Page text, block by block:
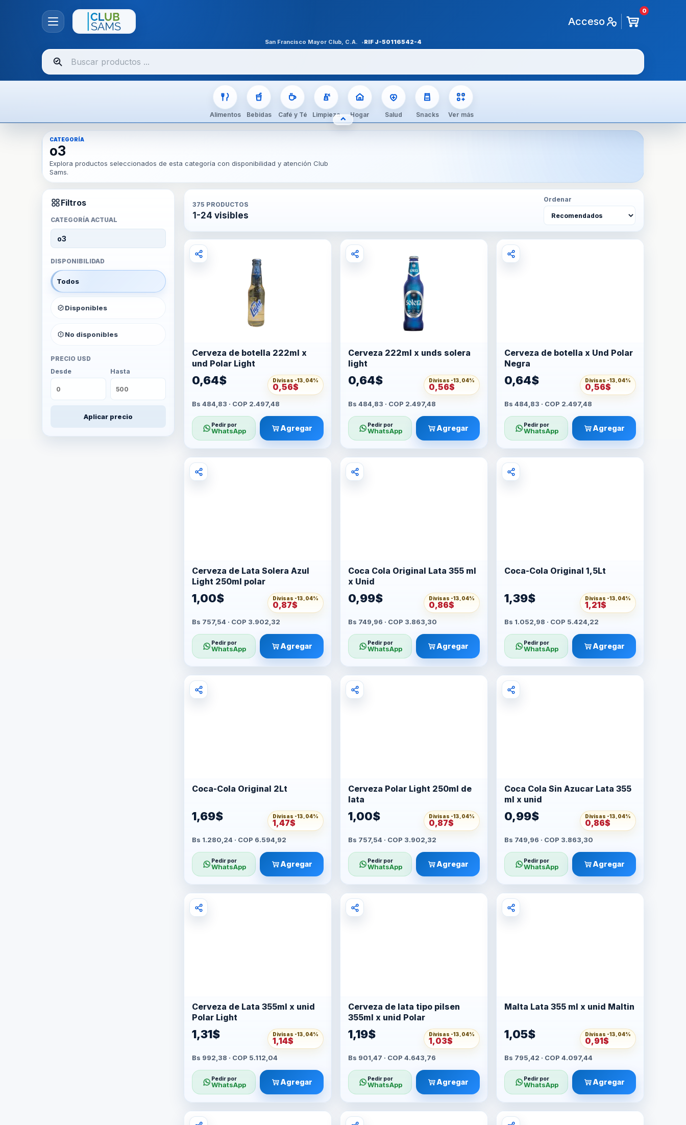
Acceso
0
San Francisco Mayor Club, C.A. RIF J-50116542-4
Buscar
productos
Alimentos Bebidas Café y Té Limpieza Hogar Salud Snacks Ver más
⌃OCULTAR CATEGORÍAS
CATEGORÍA
o3
Explora productos seleccionados de esta categoría con disponibilidad y atención Club
Sams.
Filtros
CATEGORÍA ACTUAL
o3
DISPONIBILIDAD
Todos
Disponibles
No disponibles
PRECIO USD
Desde
Hasta
Aplicar precio
375 PRODUCTOS
1-24 visibles
Ordenar
Cerveza de botella 222ml x
und Polar Light
0,64$ Divisas -13,04%
0,56$
Bs 484,83 · COP 2.497,48
Pedir por
WhatsApp Agregar
Cerveza 222ml x unds solera
light
0,64$ Divisas -13,04%
0,56$
Bs 484,83 · COP 2.497,48
Pedir por
WhatsApp Agregar
Cerveza de botella x Und Polar
Negra
0,64$ Divisas -13,04%
0,56$
Bs 484,83 · COP 2.497,48
Pedir por
WhatsApp Agregar
Cerveza de Lata Solera Azul
Light 250ml polar
1,00$ Divisas -13,04%
0,87$
Bs 757,54 · COP 3.902,32
Pedir por
WhatsApp Agregar
Coca Cola Original Lata 355 ml
x Unid
0,99$ Divisas -13,04%
0,86$
Bs 749,96 · COP 3.863,30
Pedir por
WhatsApp Agregar
Coca-Cola Original 1,5Lt
1,39$ Divisas -13,04%
1,21$
Bs 1.052,98 · COP 5.424,22
Pedir por
WhatsApp Agregar
Coca-Cola Original 2Lt
1,69$ Divisas -13,04%
1,47$
Bs 1.280,24 · COP 6.594,92
Pedir por
WhatsApp Agregar
Cerveza Polar Light 250ml de
lata
1,00$ Divisas -13,04%
0,87$
Bs 757,54 · COP 3.902,32
Pedir por
WhatsApp Agregar
Coca Cola Sin Azucar Lata 355
ml x unid
0,99$ Divisas -13,04%
0,86$
Bs 749,96 · COP 3.863,30
Pedir por
WhatsApp Agregar
Cerveza de Lata 355ml x unid
Polar Light
1,31$ Divisas -13,04%
1,14$
Bs 992,38 · COP 5.112,04
Pedir por
WhatsApp Agregar
Cerveza de lata tipo pilsen
355ml x unid Polar
1,19$ Divisas -13,04%
1,03$
Bs 901,47 · COP 4.643,76
Pedir por
WhatsApp Agregar
Malta Lata 355 ml x unid Maltin
1,05$ Divisas -13,04%
0,91$
Bs 795,42 · COP 4.097,44
Pedir por
WhatsApp Agregar